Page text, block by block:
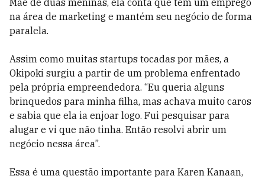
Mãe de duas meninas, ela conta que tem um emprego
na área de marketing e mantém seu negócio de forma
paralela.
Assim como muitas startups tocadas por mães, a
Okipoki surgiu a partir de um problema enfrentado
pela própria empreendedora. “Eu queria alguns
brinquedos para minha filha, mas achava muito caros
e sabia que ela ia enjoar logo. Fui pesquisar para
alugar e vi que não tinha. Então resolvi abrir um
negócio nessa área”.
Essa é uma questão importante para Karen Kanaan,